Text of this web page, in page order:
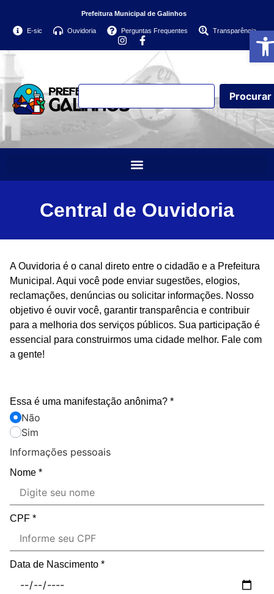
Prefeitura Municipal de Galinhos
E-sic Ouvidoria Perguntas Frequentes Transparência
Procurar
Central de Ouvidoria
A Ouvidoria é o canal direto entre o cidadão e a Prefeitura
Municipal. Aqui você pode enviar sugestões, elogios,
reclamações, denúncias ou solicitar informações. Nosso
objetivo é ouvir você, garantir transparência e contribuir
para a melhoria dos serviços públicos. Sua participação é
essencial para construirmos uma cidade melhor. Fale com
a gente!
Essa é uma manifestação anônima? *
Não
Sim
Informações pessoais
Nome *
CPF *
Data de Nascimento *